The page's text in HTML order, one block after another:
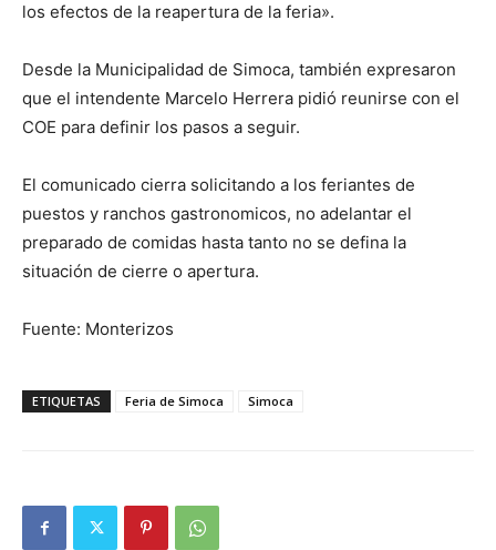
los efectos de la reapertura de la feria».
Desde la Municipalidad de Simoca, también expresaron
que el intendente Marcelo Herrera pidió reunirse con el
COE para definir los pasos a seguir.
El comunicado cierra solicitando a los feriantes de
puestos y ranchos gastronomicos, no adelantar el
preparado de comidas hasta tanto no se defina la
situación de cierre o apertura.
Fuente: Monterizos
ETIQUETAS Feria de Simoca Simoca